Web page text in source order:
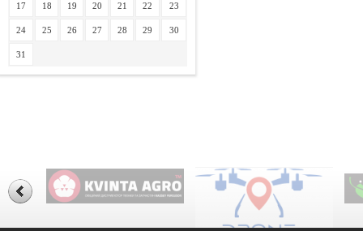
17 18 19 20 21 22 23
24 25 26 27 28 29 30
31